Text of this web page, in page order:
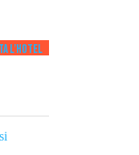
l’HOTEL